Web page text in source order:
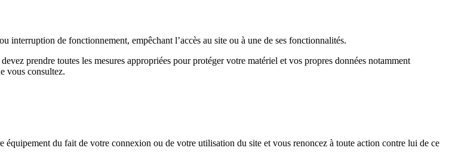
de fonctionnement, empêchant l’accès au site ou à une de ses fonctionnalités.
prendre toutes les mesures appropriées pour protéger votre matériel et vos propres données notamment
vous consultez.
équipement du fait de votre connexion ou de votre utilisation du site et vous renoncez à toute action contre lui de ce